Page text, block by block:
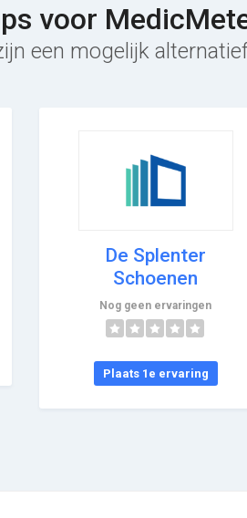
voor
een mogelijk
De Splenter
Schoenen
Nog geen ervaringen
Plaats 1e ervaring